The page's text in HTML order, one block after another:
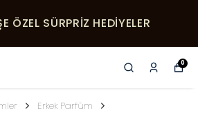
ÖZEL SÜRPRIZ HEDIYELER
0
Erkek Parfüm